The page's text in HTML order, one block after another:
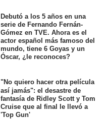
Debutó a los 5 años en una
serie de Fernando Fernán-
Gómez en TVE. Ahora es el
actor español más famoso del
mundo, tiene 6 Goyas y un
Óscar, ¿le reconoces?
"No quiero hacer otra película
así jamás": el desastre de
fantasía de Ridley Scott y Tom
Cruise que al final le llevó a
'Top Gun'